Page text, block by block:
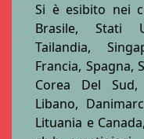
Si è esibito nei
Brasile, Stati
Tailandia,
Francia, Spagna,
Corea Del Sud,
Libano,
Lituania e